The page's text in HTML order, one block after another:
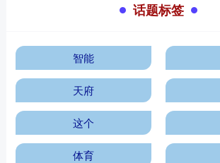
话题标签
智能
天府
这个
体育